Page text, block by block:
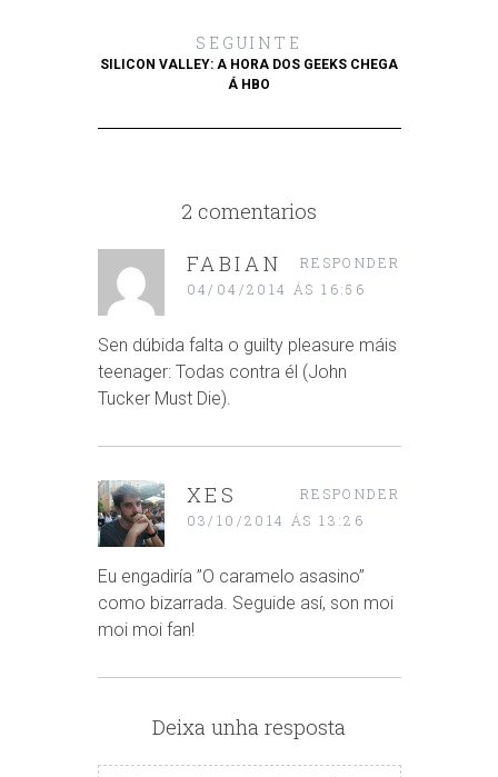
SEGUINTE
SILICON VALLEY: A HORA DOS GEEKS CHEGA
Á HBO
2 comentarios
FABIAN
04/04/2014 ÁS 16:56
Sen dúbida falta o guilty pleasure máis
teenager: Todas contra él (John
Tucker Must Die).
RESPONDER
XES
03/10/2014 ÁS 13:26
Eu engadiría ”O caramelo asasino”
como bizarrada. Seguide así, son moi
moi moi fan!
RESPONDER
Deixa unha resposta